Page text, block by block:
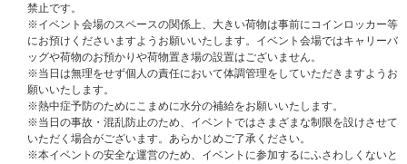
ずお持ちになる身分証明書と同一内容での各ストアでのご注文時情報への登
録をお願いいたします。
＜ご本人様確認について＞
イベント当日は、当選者受付にてご本人様確認を行います。
※イベント当日の本人確認はご購入時に登録されている各ストアの登録情報
と「主催者が指定する顔写真付きの身分証明書」で行いますので、登録内容
は身分証明書と必ず一致する内容でご登録ください。(Weverse Shop：お届
け先情報、UNIVERSAL MUSIC STORE：会員登録情報)
※応募後の登録情報の変更はいかなる理由でもお断りいたしますので、ご登
禁止です。
※イベント会場のスペースの関係上、大きい荷物は事前にコインロッカー等
にお預けくださいますようお願いいたします。イベント会場ではキャリーバ
ッグや荷物のお預かりや荷物置き場の設置はございません。
※当日は無理をせず個人の責任において体調管理をしていただきますようお
願いいたします。
※熱中症予防のためにこまめに水分の補給をお願いいたします。
※当日の事故・混乱防止のため、イベントではさまざまな制限を設けさせて
いただく場合がございます。あらかじめご了承ください。
※本イベントの安全な運営のため、イベントに参加するにふさわしくないと